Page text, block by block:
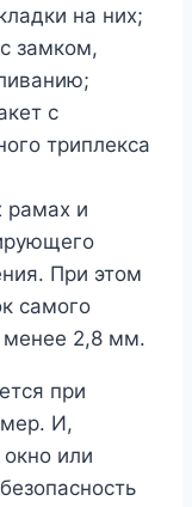
на них;
замком,
с
триплекса
рамах и
При этом
самого
2,8 мм.
при
И,
или